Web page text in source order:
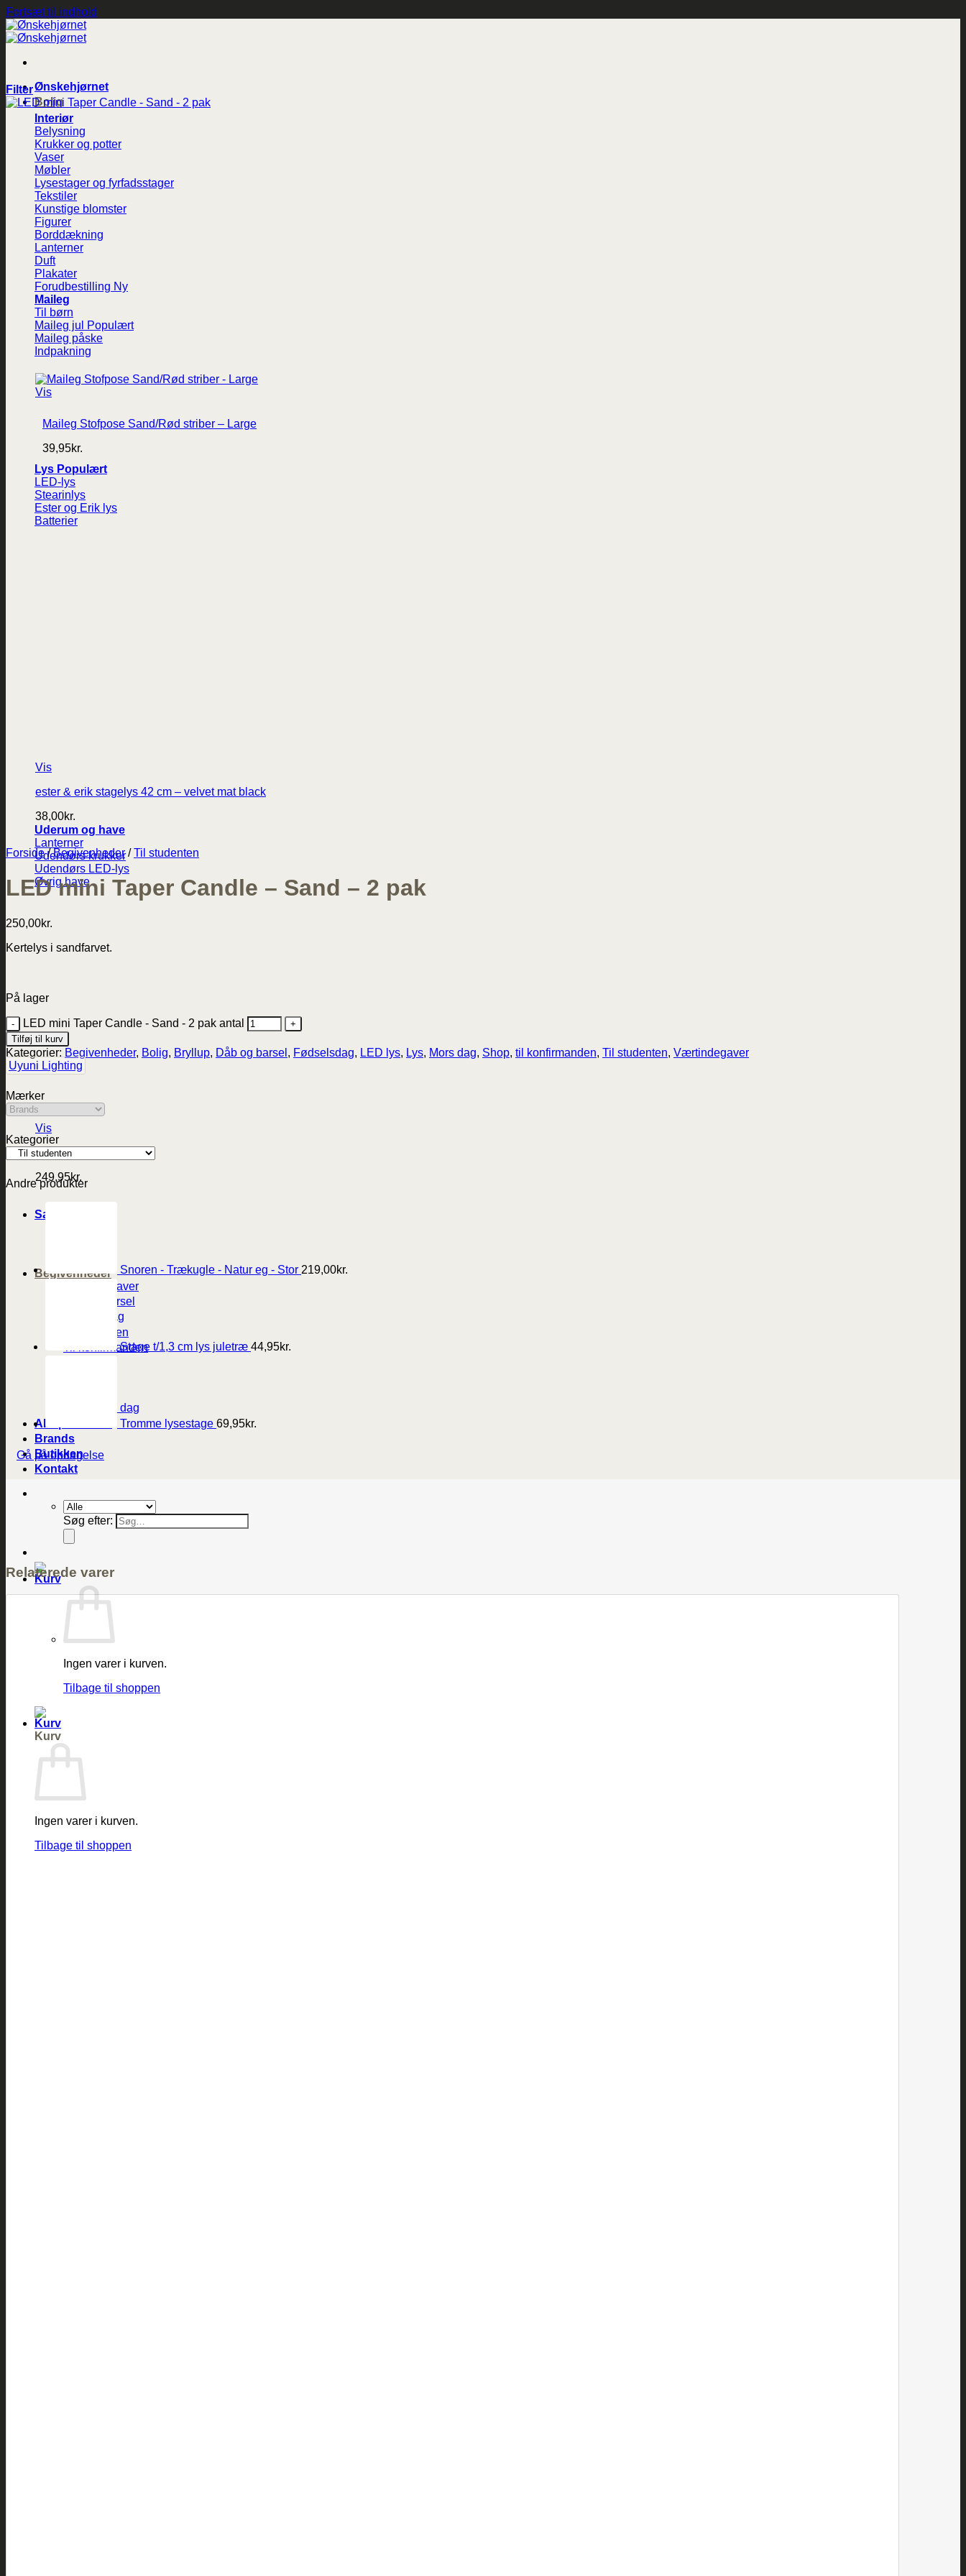
Fortsæt til indhold
Ønskehjørnet
Bolig
Interiør
Belysning
Krukker og potter
Vaser
Møbler
Lysestager og fyrfadsstager
Tekstiler
Kunstige blomster
Figurer
Borddækning
Lanterner
Duft
Plakater
Forudbestilling
Maileg
Til børn
Maileg jul
Maileg påske
Indpakning
Vis
Maileg Stofpose Sand/Rød striber – Large
39,95kr.
Lys
LED-lys
Stearinlys
Ester og Erik lys
Batterier
Vis
ester & erik stagelys 42 cm – velvet mat black
38,00kr.
Uderum og have
Lanterner
Udendørs krukker
Udendørs LED-lys
Øvrig have
Vis
Porcelæns Ærespris
249,95kr.
Sæson
Begivenheder
Værtindegaver
Dåb og barsel
Fødselsdag
Til studenten
Til konfirmanden
Valentines dag
Alle produkter
Brands
Butikken
Kontakt
Søg efter:
Ingen varer i kurven.
Tilbage til shoppen
Kurv
Ingen varer i kurven.
Tilbage til shoppen
Filter
Forside / Begivenheder / Til studenten
LED mini Taper Candle – Sand – 2 pak
250,00kr.
Kertelys i sandfarvet.
På lager
LED mini Taper Candle - Sand - 2 pak antal
Tilføj til kurv
Kategorier: Begivenheder, Bolig, Bryllup, Dåb og barsel , Fødselsdag, LED lys, Lys, Mors dag, Shop, til konfirmanden, Til studenten, Værtindegaver
Uyuni Lighting
Mærker
Kategorier
Andre produkter
Snoren - Trækugle - Natur eg - Stor 219,00kr.
Stage t/1,3 cm lys juletræ 44,95kr.
Tromme lysestage 69,95kr.
Gå på opdagelse
Relaterede varer